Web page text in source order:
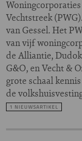
Vechtstreek
van Gessel. Het
van vijf
de Alliantie,
G&O, en Vecht &
grote schaal
de
1 NIEUWSARTIKEL